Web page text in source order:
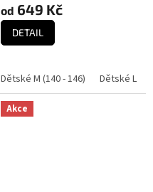
od 649 Kč
DETAIL
Dětské M (140 - 146) Dětské L
Akce